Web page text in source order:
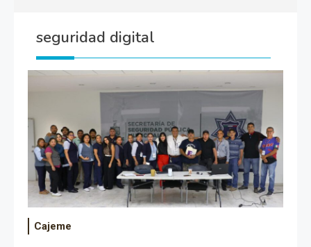
seguridad digital
Cajeme